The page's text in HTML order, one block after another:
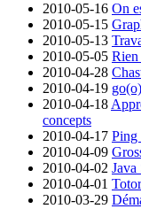
2010-05-16 On
2010-05-15
2010-05-13
2010-05-05 Rien
2010-04-28
2010-04-19
2010-04-18
concepts
2010-04-17 Ping
2010-04-09
2010-04-02 Java
2010-04-01
2010-03-29